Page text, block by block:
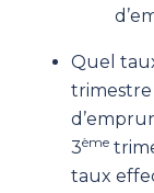
Quel
trimestre
3ème
taux